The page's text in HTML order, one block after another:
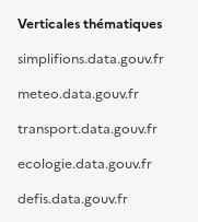
Verticales thématiques
simplifions.data.gouv.fr
meteo.data.gouv.fr
transport.data.gouv.fr
ecologie.data.gouv.fr
defis.data.gouv.fr